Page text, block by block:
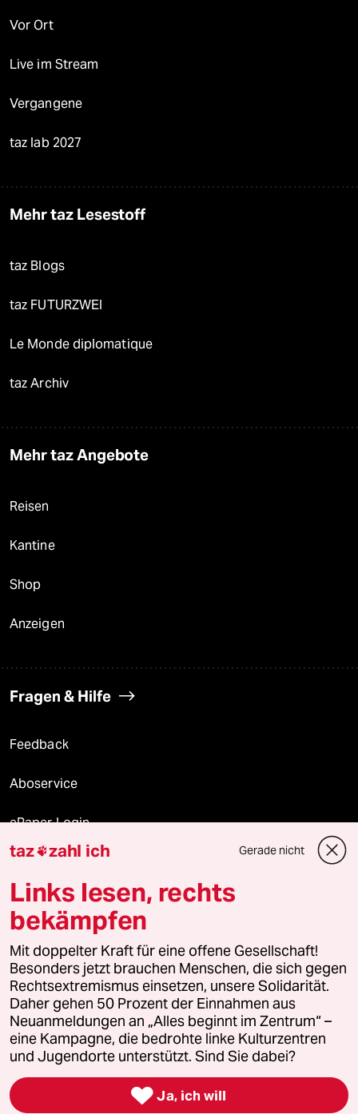
Vor Ort
Live im Stream
Vergangene
taz lab 2027
Mehr taz Lesestoff
taz Blogs
taz FUTURZWEI
Le Monde diplomatique
taz Archiv
Mehr taz Angebote
Reisen
Kantine
Shop
Anzeigen
Fragen & Hilfe
Feedback
Aboservice
ePaper Login
Downloads für Abonnierende
© 2026 taz Verlags und Vertriebs GmbH
Alle Rechte vorbehalten. Bei rechtlichen Fragen oder für Genehmigungen
wenden Sie sich bitte an
lizenzen@taz.de
Feedback Redaktionsstatut Kommune-Richtlinien
Leitlinie Informant Datenschutz Impressum AGB
Seitenwende Einwilligungen widerrufen (Ads)
taz zahl ich Gerade nicht
Links lesen, rechts
bekämpfen
Mit doppelter Kraft für eine offene Gesellschaft!
Besonders jetzt brauchen Menschen, die sich gegen
Rechtsextremismus einsetzen, unsere Solidarität.
Daher gehen 50 Prozent der Einnahmen aus
Neuanmeldungen an „Alles beginnt im Zentrum“ –
eine Kampagne, die bedrohte linke Kulturzentren
und Jugendorte unterstützt. Sind Sie dabei?
 Ja, ich will